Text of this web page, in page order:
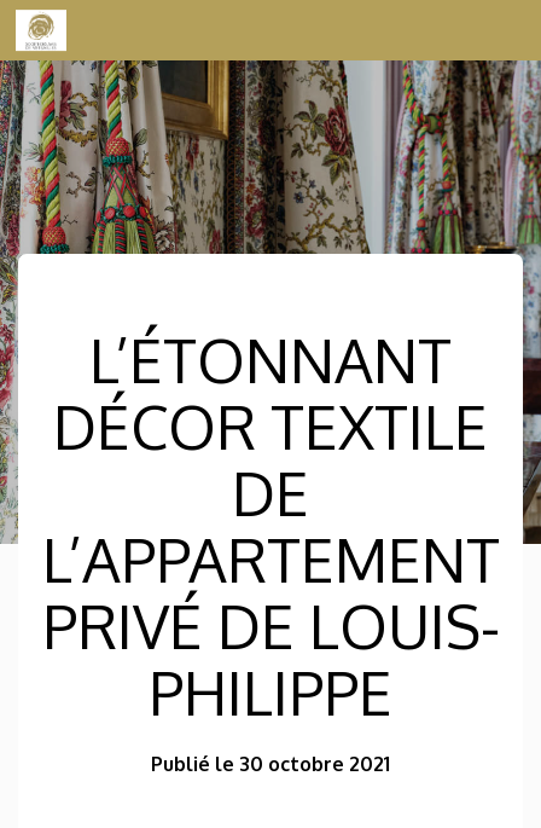
Skip to content
L’ÉTONNANT
DÉCOR TEXTILE
DE
L’APPARTEMENT
PRIVÉ DE LOUIS-
PHILIPPE
Publié le 30 octobre 2021